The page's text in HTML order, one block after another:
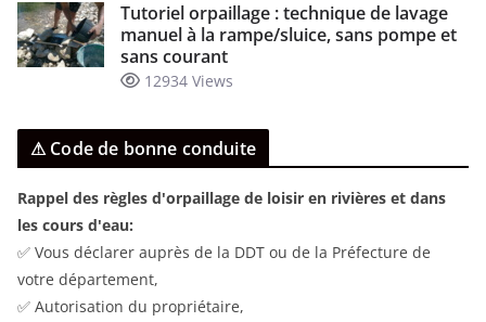
Tutoriel orpaillage : technique de lavage
manuel à la rampe/sluice, sans pompe et
sans courant
12934 Views
⚠ Code de bonne conduite
Rappel des règles d'orpaillage de loisir en rivières et dans
les cours d'eau:
✅ Vous déclarer auprès de la DDT ou de la Préfecture de
votre département,
✅ Autorisation du propriétaire,